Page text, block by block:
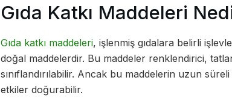
Gıda Katkı Maddeleri
Gıda katkı maddeleri, işlenmiş gıdalara belirli
doğal maddelerdir. Bu maddeler renklendirici,
sınıflandırılabilir. Ancak bu maddelerin uzun
etkiler doğurabilir.